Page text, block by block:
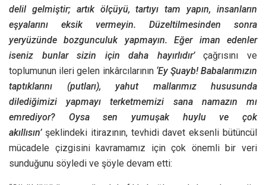
delil gelmiştir; artık ölçüyü, tartıyı tam yapın, insanların
eşyalarını eksik vermeyin. Düzeltilmesinden sonra
yeryüzünde bozgunculuk yapmayın. Eğer iman edenler
iseniz bunlar sizin için daha hayırlıdır’çağrısını ve
toplumunun ileri gelen inkârcılarının ‘Ey Şuayb! Babalarımızın
taptıklarını (putları), yahut mallarımız hususunda
dilediğimizi yapmayı terketmemizi sana namazın mı
emrediyor? Oysa sen yumuşak huylu ve çok
akıllısın’ şeklindeki itirazının, tevhidi davet eksenli bütüncül
mücadele çizgisini kavramamız için çok önemli bir veri
sunduğunu söyledi ve şöyle devam etti: